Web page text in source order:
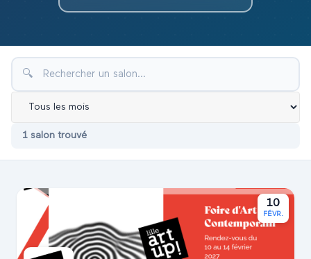
🔍
1 salon trouvé
10
FÉVR.